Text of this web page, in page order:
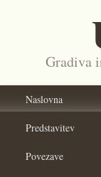
Gradiva
Naslovna
Predstavitev
Povezave